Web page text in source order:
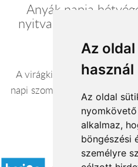
Az
használ
Az oldal
alkalmaz,
böngészési
személyre
Anyák napja
nyitva tartással
A virágkiszállítások
napi szombati kiszállítások 9-
vasárnap 8-19
Elfogadott